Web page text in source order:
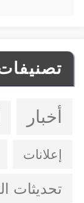
أخبار
إعلانات
تحديثات